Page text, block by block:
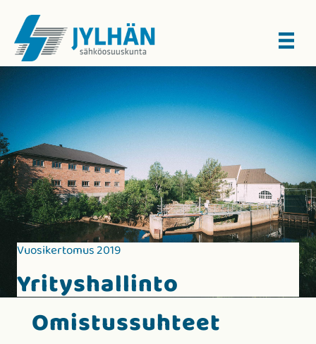
Vuosikertomus 2019
Yrityshallinto
Omistussuhteet